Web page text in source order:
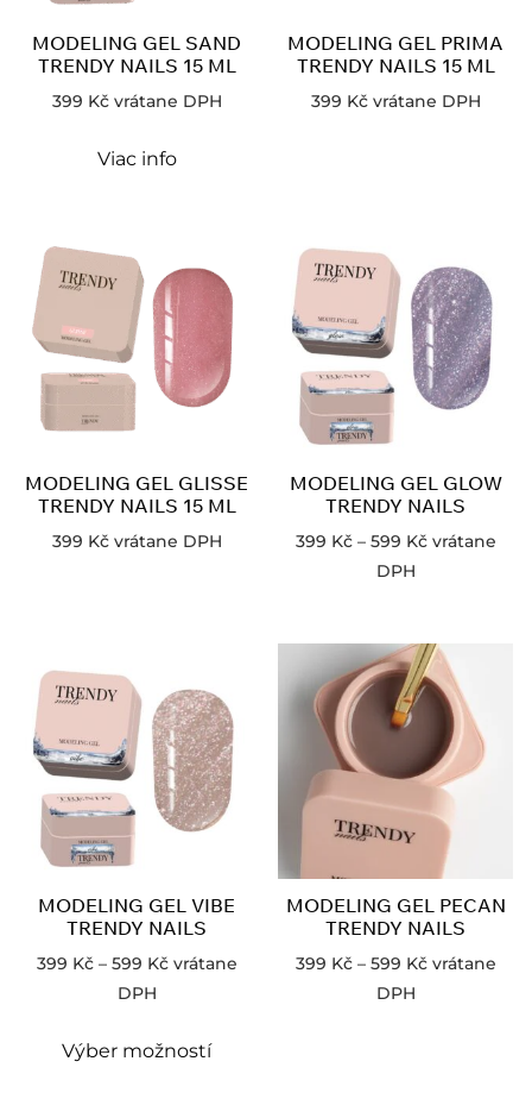
MODELING GEL SAND
TRENDY NAILS 15 ML
399 Kč vrátane DPH
Viac info
MODELING GEL PRIMA
TRENDY NAILS 15 ML
399 Kč vrátane DPH
MODELING GEL GLISSE
TRENDY NAILS 15 ML
399 Kč vrátane DPH
MODELING GEL GLOW
TRENDY NAILS
399 Kč – 599 Kč vrátane
DPH
MODELING GEL VIBE
TRENDY NAILS
399 Kč – 599 Kč vrátane
DPH
Výber možností
MODELING GEL PECAN
TRENDY NAILS
399 Kč – 599 Kč vrátane
DPH